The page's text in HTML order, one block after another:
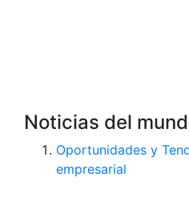
Noticias del
Oportunidades y
empresarial